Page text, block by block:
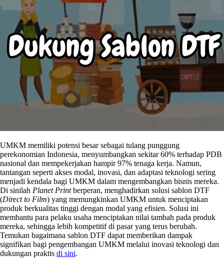
UMKM memiliki potensi besar sebagai tulang punggung
perekonomian Indonesia, menyumbangkan sekitar 60% terhadap PDB
nasional dan mempekerjakan hampir 97% tenaga kerja. Namun,
tantangan seperti akses modal, inovasi, dan adaptasi teknologi sering
menjadi kendala bagi UMKM dalam mengembangkan bisnis mereka.
Di sinilah Planet Printberperan, menghadirkan solusi sablon DTF
(Direct to Film) yang memungkinkan UMKM untuk menciptakan
produk berkualitas tinggi dengan modal yang efisien. Solusi ini
membantu para pelaku usaha menciptakan nilai tambah pada produk
mereka, sehingga lebih kompetitif di pasar yang terus berubah.
Temukan bagaimana sablon DTF dapat memberikan dampak
signifikan bagi pengembangan UMKM melalui inovasi teknologi dan
dukungan praktis di sini.